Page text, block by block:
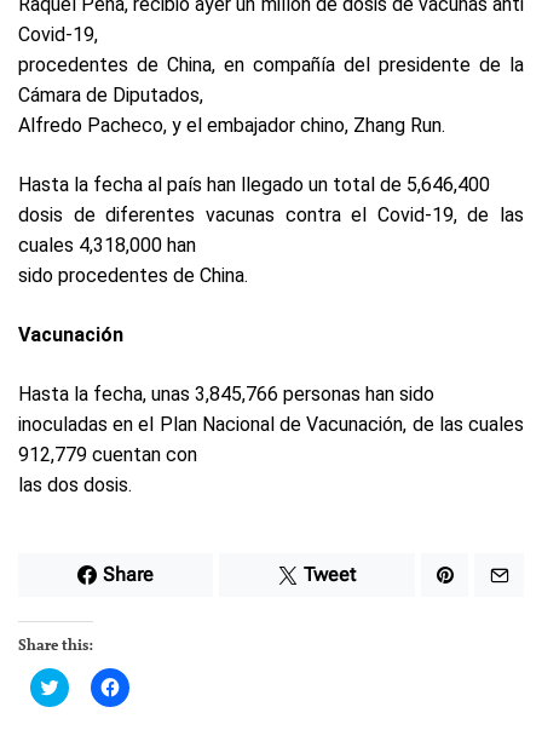
Covid-19,
procedentes de China, en compañía del presidente de la
Cámara de Diputados,
Alfredo Pacheco, y el embajador chino, Zhang Run.
Hasta la fecha al país han llegado un total de 5,646,400
dosis de diferentes vacunas contra el Covid-19, de las
cuales 4,318,000 han
sido procedentes de China.
Vacunación
Hasta la fecha, unas 3,845,766 personas han sido
inoculadas en el Plan Nacional de Vacunación, de las cuales
912,779 cuentan con
las dos dosis.
Share Tweet
Share this:
C
l
C
l